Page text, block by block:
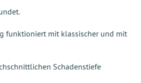
funktioniert mit klassischer und mit
Schadenstiefe